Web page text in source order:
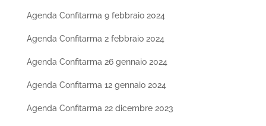
Agenda Confitarma 9 febbraio 2024
Agenda Confitarma 2 febbraio 2024
Agenda Confitarma 26 gennaio 2024
Agenda Confitarma 12 gennaio 2024
Agenda Confitarma 22 dicembre 2023